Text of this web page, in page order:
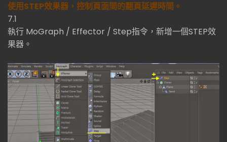
使用STEP效果器，控制頁面間的翻頁延遲時間。
7.1
執行 MoGraph / Effector / Step指令，新增一個STEP效
果器。